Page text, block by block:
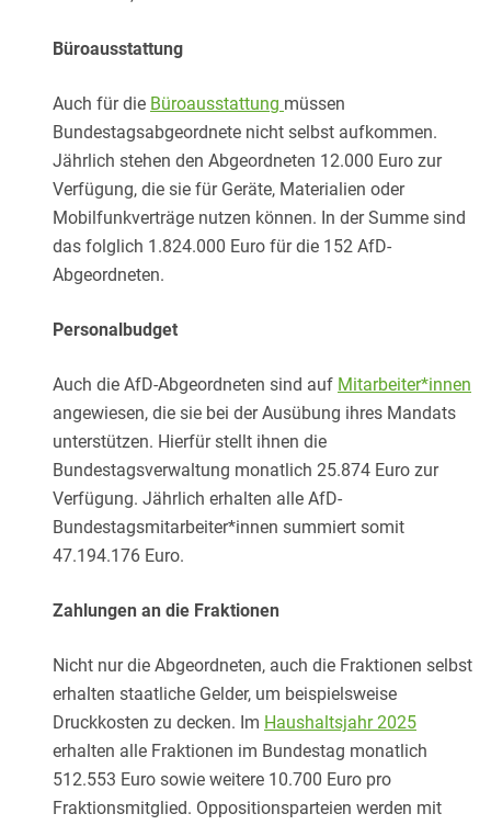
Büroausstattung
Auch für die Büroausstattung müssen
Bundestagsabgeordnete nicht selbst aufkommen.
Jährlich stehen den Abgeordneten 12.000 Euro zur
Verfügung, die sie für Geräte, Materialien oder
Mobilfunkverträge nutzen können. In der Summe sind
das folglich 1.824.000 Euro für die 152 AfD-
Abgeordneten.
Personalbudget
Auch die AfD-Abgeordneten sind auf Mitarbeiter*innen
angewiesen, die sie bei der Ausübung ihres Mandats
unterstützen. Hierfür stellt ihnen die
Bundestagsverwaltung monatlich 25.874 Euro zur
Verfügung. Jährlich erhalten alle AfD-
Bundestagsmitarbeiter*innen summiert somit
47.194.176 Euro.
Zahlungen an die Fraktionen
Nicht nur die Abgeordneten, auch die Fraktionen selbst
erhalten staatliche Gelder, um beispielsweise
Druckkosten zu decken. Im Haushaltsjahr 2025
erhalten alle Fraktionen im Bundestag monatlich
512.553 Euro sowie weitere 10.700 Euro pro
Fraktionsmitglied. Oppositionsparteien werden mit